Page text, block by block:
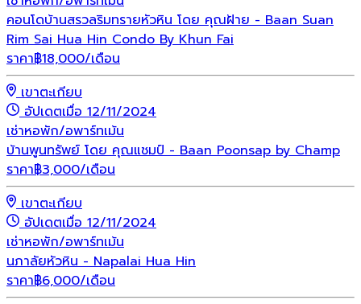
คอนโดบ้านสรวลริมทรายหัวหิน โดย คุณฝ้าย - Baan Suan
Rim Sai Hua Hin Condo By Khun Fai
ราคา฿18,000/เดือน
เขาตะเกียบ
อัปเดตเมื่อ 12/11/2024
เช่าหอพัก/อพาร์ทเม้น
บ้านพูนทรัพย์ โดย คุณแชมป์ - Baan Poonsap by Champ
ราคา฿3,000/เดือน
เขาตะเกียบ
อัปเดตเมื่อ 12/11/2024
เช่าหอพัก/อพาร์ทเม้น
นภาลัยหัวหิน - Napalai Hua Hin
ราคา฿6,000/เดือน